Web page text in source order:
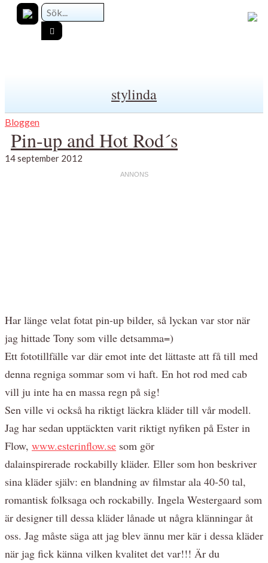
stylinda
Bloggen
Pin-up and Hot Rod´s
14 september 2012
Har länge velat fotat pin-up bilder, så lyckan var stor när
jag hittade Tony som ville detsamma=)
Ett fototillfälle var där emot inte det lättaste att få till med
denna regniga sommar som vi haft. En hot rod med cab
vill ju inte ha en massa regn på sig!
Sen ville vi också ha riktigt läckra kläder till vår modell.
Jag har sedan upptäckten varit riktigt nyfiken på Ester in
Flow, www.esterinflow.se som gör
dalainspirerade rockabilly kläder. Eller som hon beskriver
sina kläder själv: en blandning av filmstar ala 40-50 tal,
romantisk folksaga och rockabilly. Ingela Westergaard som
är designer till dessa kläder lånade ut några klänningar åt
oss. Jag måste säga att jag blev ännu mer kär i dessa kläder
när jag fick känna vilken kvalitet det var!!! Är du